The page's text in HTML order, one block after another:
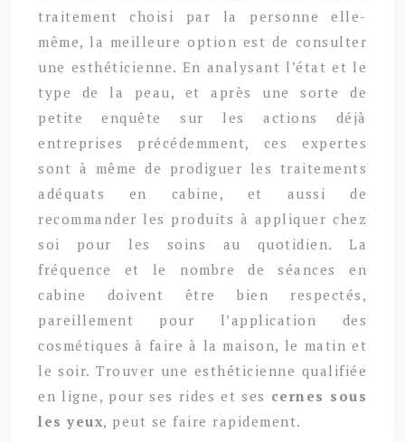
traitement choisi par la personne elle-
même, la meilleure option est de consulter
une esthéticienne. En analysant l’état et le
type de la peau, et après une sorte de
petite enquête sur les actions déjà
entreprises précédemment, ces expertes
sont à même de prodiguer les traitements
adéquats en cabine, et aussi de
recommander les produits à appliquer chez
soi pour les soins au quotidien. La
fréquence et le nombre de séances en
cabine doivent être bien respectés,
pareillement pour l’application des
cosmétiques à faire à la maison, le matin et
le soir. Trouver une esthéticienne qualifiée
en ligne, pour ses rides et ses cernes sous
les yeux, peut se faire rapidement.